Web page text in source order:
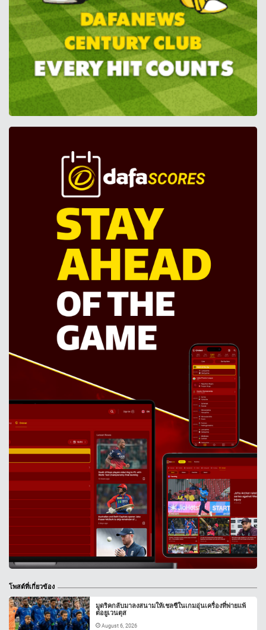
โพสต์ที่เกี่ยวข้อง
มูดริคกลับมาลงสนามให้เชลซีในเกมอุ่นเครื่องที่พ่ายแพ้
ต่อยูเวนตุส
August 6, 2026